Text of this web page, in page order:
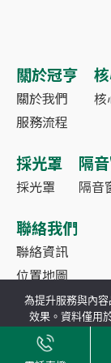
關於冠亨
關於我們
服務流程
核
採光罩
採光罩
隔
隔音
聯絡我們
聯絡資訊
位置地圖
為提升服務與內
效果。資料僅用